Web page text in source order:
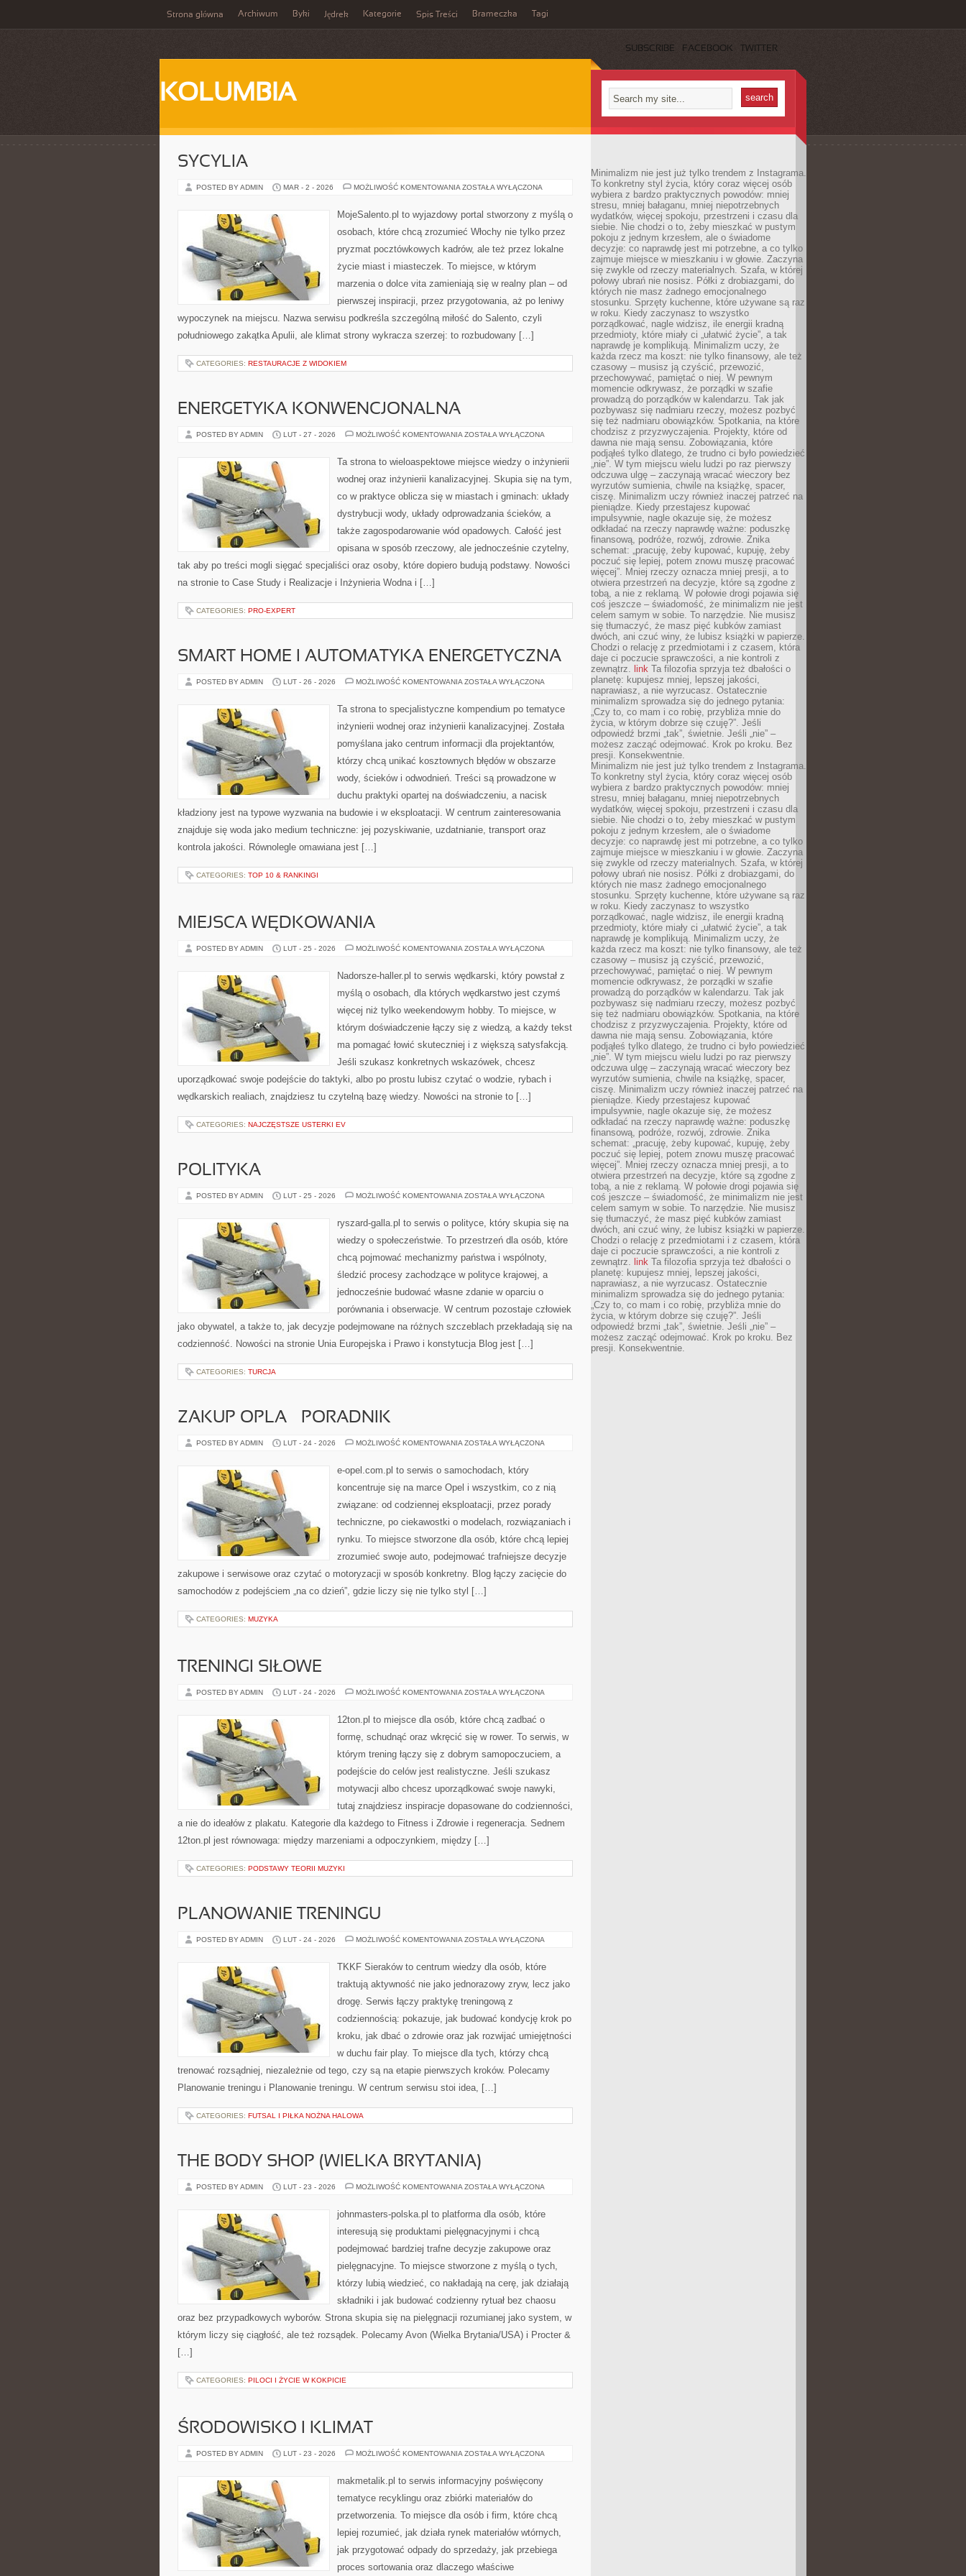
Strona główna Archiwum Byki Jędrek Kategorie Spis Treści Brameczka Tagi
SUBSCRIBE FACEBOOK TWITTER
KOLUMBIA
SYCYLIA
POSTED BY ADMIN MAR - 2 - 2026 MOŻLIWOŚĆ KOMENTOWANIA SYCYLIA
ZOSTAŁA WYŁĄCZONA
MojeSalento.pl to wyjazdowy portal stworzony z myślą o
osobach, które chcą zrozumieć Włochy nie tylko przez
pryzmat pocztówkowych kadrów, ale też przez lokalne
życie miast i miasteczek. To miejsce, w którym
marzenia o dolce vita zamieniają się w realny plan – od
pierwszej inspiracji, przez przygotowania, aż po leniwy
wypoczynek na miejscu. Nazwa serwisu podkreśla szczególną miłość do Salento, czyli
południowego zakątka Apulii, ale klimat strony wykracza szerzej: to rozbudowany […]
CATEGORIES: RESTAURACJE Z WIDOKIEM
ENERGETYKA KONWENCJONALNA
POSTED BY ADMIN LUT - 27 - 2026 MOŻLIWOŚĆ KOMENTOWANIA ENERGETYKA
ZOSTAŁA WYŁĄCZONA
Ta strona to wieloaspektowe miejsce wiedzy o inżynierii
wodnej oraz inżynierii kanalizacyjnej. Skupia się na tym,
co w praktyce oblicza się w miastach i gminach: układy
dystrybucji wody, układy odprowadzania ścieków, a
także zagospodarowanie wód opadowych. Całość jest
opisana w sposób rzeczowy, ale jednocześnie czytelny,
tak aby po treści mogli sięgać specjaliści oraz osoby, które dopiero budują podstawy. Nowości
na stronie to Case Study i Realizacje i Inżynieria Wodna i […]
CATEGORIES: PRO-EXPERT
SMART HOME I AUTOMATYKA ENERGETYCZNA
POSTED BY ADMIN LUT - 26 - 2026 MOŻLIWOŚĆ KOMENTOWANIA SMART
AUTOMATYKA
ENERGETYCZNA
ZOSTAŁA WYŁĄCZONA
Ta strona to specjalistyczne kompendium po tematyce
inżynierii wodnej oraz inżynierii kanalizacyjnej. Została
pomyślana jako centrum informacji dla projektantów,
którzy chcą unikać kosztownych błędów w obszarze
wody, ścieków i odwodnień. Treści są prowadzone w
duchu praktyki opartej na doświadczeniu, a nacisk
kładziony jest na typowe wyzwania na budowie i w eksploatacji. W centrum zainteresowania
znajduje się woda jako medium techniczne: jej pozyskiwanie, uzdatnianie, transport oraz
kontrola jakości. Równolegle omawiana jest […]
CATEGORIES: TOP 10 & RANKINGI
MIEJSCA WĘDKOWANIA
POSTED BY ADMIN LUT - 25 - 2026 MOŻLIWOŚĆ KOMENTOWANIA MIEJSCA
ZOSTAŁA WYŁĄCZONA
Nadorsze-haller.pl to serwis wędkarski, który powstał z
myślą o osobach, dla których wędkarstwo jest czymś
więcej niż tylko weekendowym hobby. To miejsce, w
którym doświadczenie łączy się z wiedzą, a każdy tekst
ma pomagać łowić skuteczniej i z większą satysfakcją.
Jeśli szukasz konkretnych wskazówek, chcesz
uporządkować swoje podejście do taktyki, albo po prostu lubisz czytać o wodzie, rybach i
wędkarskich realiach, znajdziesz tu czytelną bazę wiedzy. Nowości na stronie to […]
CATEGORIES: NAJCZĘSTSZE USTERKI EV
POLITYKA
POSTED BY ADMIN LUT - 25 - 2026 MOŻLIWOŚĆ KOMENTOWANIA POLITYKA
ZOSTAŁA WYŁĄCZONA
ryszard-galla.pl to serwis o polityce, który skupia się na
wiedzy o społeczeństwie. To przestrzeń dla osób, które
chcą pojmować mechanizmy państwa i wspólnoty,
śledzić procesy zachodzące w polityce krajowej, a
jednocześnie budować własne zdanie w oparciu o
porównania i obserwacje. W centrum pozostaje człowiek
jako obywatel, a także to, jak decyzje podejmowane na różnych szczeblach przekładają się na
codzienność. Nowości na stronie Unia Europejska i Prawo i konstytucja Blog jest […]
CATEGORIES: TURCJA
ZAKUP OPLA – PORADNIK
POSTED BY ADMIN LUT - 24 - 2026 MOŻLIWOŚĆ KOMENTOWANIA ZAKUP
PORADNIK
ZOSTAŁA WYŁĄCZONA
e-opel.com.pl to serwis o samochodach, który
koncentruje się na marce Opel i wszystkim, co z nią
związane: od codziennej eksploatacji, przez porady
techniczne, po ciekawostki o modelach, rozwiązaniach i
rynku. To miejsce stworzone dla osób, które chcą lepiej
zrozumieć swoje auto, podejmować trafniejsze decyzje
zakupowe i serwisowe oraz czytać o motoryzacji w sposób konkretny. Blog łączy zacięcie do
samochodów z podejściem „na co dzień”, gdzie liczy się nie tylko styl […]
CATEGORIES: MUZYKA
TRENINGI SIŁOWE
POSTED BY ADMIN LUT - 24 - 2026 MOŻLIWOŚĆ KOMENTOWANIA TRENINGI
ZOSTAŁA WYŁĄCZONA
12ton.pl to miejsce dla osób, które chcą zadbać o
formę, schudnąć oraz wkręcić się w rower. To serwis, w
którym trening łączy się z dobrym samopoczuciem, a
podejście do celów jest realistyczne. Jeśli szukasz
motywacji albo chcesz uporządkować swoje nawyki,
tutaj znajdziesz inspiracje dopasowane do codzienności,
a nie do ideałów z plakatu. Kategorie dla każdego to Fitness i Zdrowie i regeneracja. Sednem
12ton.pl jest równowaga: między marzeniami a odpoczynkiem, między […]
CATEGORIES: PODSTAWY TEORII MUZYKI
PLANOWANIE TRENINGU
POSTED BY ADMIN LUT - 24 - 2026 MOŻLIWOŚĆ KOMENTOWANIA PLANOWANIE
ZOSTAŁA WYŁĄCZONA
TKKF Sieraków to centrum wiedzy dla osób, które
traktują aktywność nie jako jednorazowy zryw, lecz jako
drogę. Serwis łączy praktykę treningową z
codziennością: pokazuje, jak budować kondycję krok po
kroku, jak dbać o zdrowie oraz jak rozwijać umiejętności
w duchu fair play. To miejsce dla tych, którzy chcą
trenować rozsądniej, niezależnie od tego, czy są na etapie pierwszych kroków. Polecamy
Planowanie treningu i Planowanie treningu. W centrum serwisu stoi idea, […]
CATEGORIES: FUTSAL I PIŁKA NOŻNA HALOWA
THE BODY SHOP (WIELKA BRYTANIA)
POSTED BY ADMIN LUT - 23 - 2026 MOŻLIWOŚĆ KOMENTOWANIA THE
(WIELKA
BRYTANIA)
ZOSTAŁA WYŁĄCZONA
johnmasters-polska.pl to platforma dla osób, które
interesują się produktami pielęgnacyjnymi i chcą
podejmować bardziej trafne decyzje zakupowe oraz
pielęgnacyjne. To miejsce stworzone z myślą o tych,
którzy lubią wiedzieć, co nakładają na cerę, jak działają
składniki i jak budować codzienny rytuał bez chaosu
oraz bez przypadkowych wyborów. Strona skupia się na pielęgnacji rozumianej jako system, w
którym liczy się ciągłość, ale też rozsądek. Polecamy Avon (Wielka Brytania/USA) i Procter &
[…]
CATEGORIES: PILOCI I ŻYCIE W KOKPICIE
ŚRODOWISKO I KLIMAT
POSTED BY ADMIN LUT - 23 - 2026 MOŻLIWOŚĆ KOMENTOWANIA ŚRODOWISKO
ZOSTAŁA WYŁĄCZONA
makmetalik.pl to serwis informacyjny poświęcony
tematyce recyklingu oraz zbiórki materiałów do
przetworzenia. To miejsce dla osób i firm, które chcą
lepiej rozumieć, jak działa rynek materiałów wtórnych,
jak przygotować odpady do sprzedaży, jak przebiega
proces sortowania oraz dlaczego właściwe
Minimalizm nie jest już tylko trendem z Instagrama.
To konkretny styl życia, który coraz więcej osób
wybiera z bardzo praktycznych powodów: mniej
stresu, mniej bałaganu, mniej niepotrzebnych
wydatków, więcej spokoju, przestrzeni i czasu dla
siebie. Nie chodzi o to, żeby mieszkać w pustym
pokoju z jednym krzesłem, ale o świadome
decyzje: co naprawdę jest mi potrzebne, a co tylko
zajmuje miejsce w mieszkaniu i w głowie. Zaczyna
się zwykle od rzeczy materialnych. Szafa, w której
połowy ubrań nie nosisz. Półki z drobiazgami, do
których nie masz żadnego emocjonalnego
stosunku. Sprzęty kuchenne, które używane są raz
w roku. Kiedy zaczynasz to wszystko
porządkować, nagle widzisz, ile energii kradną
przedmioty, które miały ci „ułatwić życie”, a tak
naprawdę je komplikują. Minimalizm uczy, że
każda rzecz ma koszt: nie tylko finansowy, ale też
czasowy – musisz ją czyścić, przewozić,
przechowywać, pamiętać o niej. W pewnym
momencie odkrywasz, że porządki w szafie
prowadzą do porządków w kalendarzu. Tak jak
pozbywasz się nadmiaru rzeczy, możesz pozbyć
się też nadmiaru obowiązków. Spotkania, na które
chodzisz z przyzwyczajenia. Projekty, które od
dawna nie mają sensu. Zobowiązania, które
podjąłeś tylko dlatego, że trudno ci było powiedzieć
„nie”. W tym miejscu wielu ludzi po raz pierwszy
odczuwa ulgę – zaczynają wracać wieczory bez
wyrzutów sumienia, chwile na książkę, spacer,
ciszę. Minimalizm uczy również inaczej patrzeć na
pieniądze. Kiedy przestajesz kupować
impulsywnie, nagle okazuje się, że możesz
odkładać na rzeczy naprawdę ważne: poduszkę
finansową, podróże, rozwój, zdrowie. Znika
schemat: „pracuję, żeby kupować, kupuję, żeby
poczuć się lepiej, potem znowu muszę pracować
więcej”. Mniej rzeczy oznacza mniej presji, a to
otwiera przestrzeń na decyzje, które są zgodne z
tobą, a nie z reklamą. W połowie drogi pojawia się
coś jeszcze – świadomość, że minimalizm nie jest
celem samym w sobie. To narzędzie. Nie musisz
się tłumaczyć, że masz pięć kubków zamiast
dwóch, ani czuć winy, że lubisz książki w papierze.
Chodzi o relację z przedmiotami i z czasem, która
daje ci poczucie sprawczości, a nie kontroli z
zewnątrz. link Ta filozofia sprzyja też dbałości o
planetę: kupujesz mniej, lepszej jakości,
naprawiasz, a nie wyrzucasz. Ostatecznie
minimalizm sprowadza się do jednego pytania:
„Czy to, co mam i co robię, przybliża mnie do
życia, w którym dobrze się czuję?”. Jeśli
odpowiedź brzmi „tak”, świetnie. Jeśli „nie” –
możesz zacząć odejmować. Krok po kroku. Bez
presji. Konsekwentnie.
Minimalizm nie jest już tylko trendem z Instagrama.
To konkretny styl życia, który coraz więcej osób
wybiera z bardzo praktycznych powodów: mniej
stresu, mniej bałaganu, mniej niepotrzebnych
wydatków, więcej spokoju, przestrzeni i czasu dla
siebie. Nie chodzi o to, żeby mieszkać w pustym
pokoju z jednym krzesłem, ale o świadome
decyzje: co naprawdę jest mi potrzebne, a co tylko
zajmuje miejsce w mieszkaniu i w głowie. Zaczyna
się zwykle od rzeczy materialnych. Szafa, w której
połowy ubrań nie nosisz. Półki z drobiazgami, do
których nie masz żadnego emocjonalnego
stosunku. Sprzęty kuchenne, które używane są raz
w roku. Kiedy zaczynasz to wszystko
porządkować, nagle widzisz, ile energii kradną
przedmioty, które miały ci „ułatwić życie”, a tak
naprawdę je komplikują. Minimalizm uczy, że
każda rzecz ma koszt: nie tylko finansowy, ale też
czasowy – musisz ją czyścić, przewozić,
przechowywać, pamiętać o niej. W pewnym
momencie odkrywasz, że porządki w szafie
prowadzą do porządków w kalendarzu. Tak jak
pozbywasz się nadmiaru rzeczy, możesz pozbyć
się też nadmiaru obowiązków. Spotkania, na które
chodzisz z przyzwyczajenia. Projekty, które od
dawna nie mają sensu. Zobowiązania, które
podjąłeś tylko dlatego, że trudno ci było powiedzieć
„nie”. W tym miejscu wielu ludzi po raz pierwszy
odczuwa ulgę – zaczynają wracać wieczory bez
wyrzutów sumienia, chwile na książkę, spacer,
ciszę. Minimalizm uczy również inaczej patrzeć na
pieniądze. Kiedy przestajesz kupować
impulsywnie, nagle okazuje się, że możesz
odkładać na rzeczy naprawdę ważne: poduszkę
finansową, podróże, rozwój, zdrowie. Znika
schemat: „pracuję, żeby kupować, kupuję, żeby
poczuć się lepiej, potem znowu muszę pracować
więcej”. Mniej rzeczy oznacza mniej presji, a to
otwiera przestrzeń na decyzje, które są zgodne z
tobą, a nie z reklamą. W połowie drogi pojawia się
coś jeszcze – świadomość, że minimalizm nie jest
celem samym w sobie. To narzędzie. Nie musisz
się tłumaczyć, że masz pięć kubków zamiast
dwóch, ani czuć winy, że lubisz książki w papierze.
Chodzi o relację z przedmiotami i z czasem, która
daje ci poczucie sprawczości, a nie kontroli z
zewnątrz. link Ta filozofia sprzyja też dbałości o
planetę: kupujesz mniej, lepszej jakości,
naprawiasz, a nie wyrzucasz. Ostatecznie
minimalizm sprowadza się do jednego pytania:
„Czy to, co mam i co robię, przybliża mnie do
życia, w którym dobrze się czuję?”. Jeśli
odpowiedź brzmi „tak”, świetnie. Jeśli „nie” –
możesz zacząć odejmować. Krok po kroku. Bez
presji. Konsekwentnie.